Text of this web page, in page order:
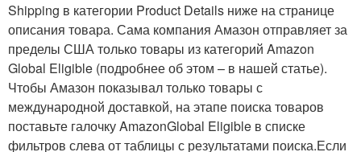
Shipping в категории Product Details ниже на странице
описания товара. Сама компания Амазон отправляет за
пределы США только товары из категорий Amazon
Global Eligible (подробнее об этом – в нашей статье).
Чтобы Амазон показывал только товары с
международной доставкой, на этапе поиска товаров
поставьте галочку AmazonGlobal Eligible в списке
фильтров слева от таблицы с результатами поиска.Если